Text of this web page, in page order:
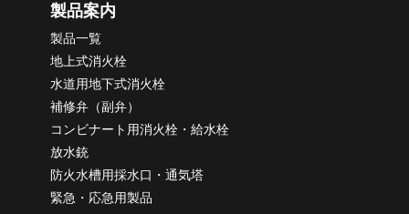
製品案内
製品一覧
地上式消火栓
水道用地下式消火栓
補修弁（副弁）
コンビナート用消火栓・給水栓
放水銃
防火水槽用採水口・通気塔
緊急・応急用製品